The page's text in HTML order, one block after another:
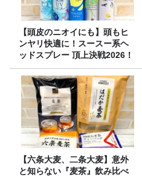
【頭皮のニオイにも】頭もヒ
ンヤリ快適に！スースー系ヘ
ッドスプレー 頂上決戦2026！
【六条大麦、二条大麦】意外
と知らない『麦茶』飲み比べ